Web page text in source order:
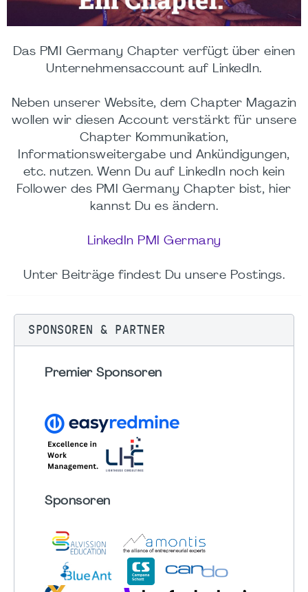
Das PMI Germany Chapter verfügt über einen
Unternehmensaccount auf LinkedIn.
Neben unserer Website, dem Chapter Magazin
wollen wir diesen Account verstärkt für unsere
Chapter Kommunikation,
Informationsweitergabe und Ankündigungen,
etc. nutzen. Wenn Du auf LinkedIn noch kein
Follower des PMI Germany Chapter bist, hier
kannst Du es ändern.
LinkedIn PMI Germany
Unter Beiträge findest Du unsere Postings.
SPONSOREN & PARTNER
Premier Sponsoren
Sponsoren